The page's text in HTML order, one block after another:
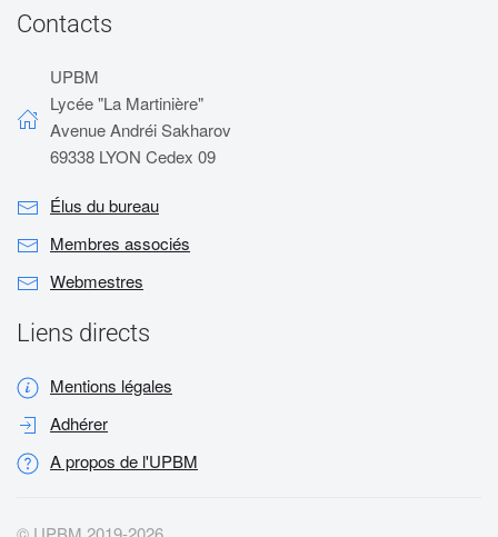
Contacts
UPBM
Lycée "La Martinière"
Avenue Andréi Sakharov
69338 LYON Cedex 09
Élus du bureau
Membres associés
Webmestres
Liens directs
Mentions légales
Adhérer
A propos de l'UPBM